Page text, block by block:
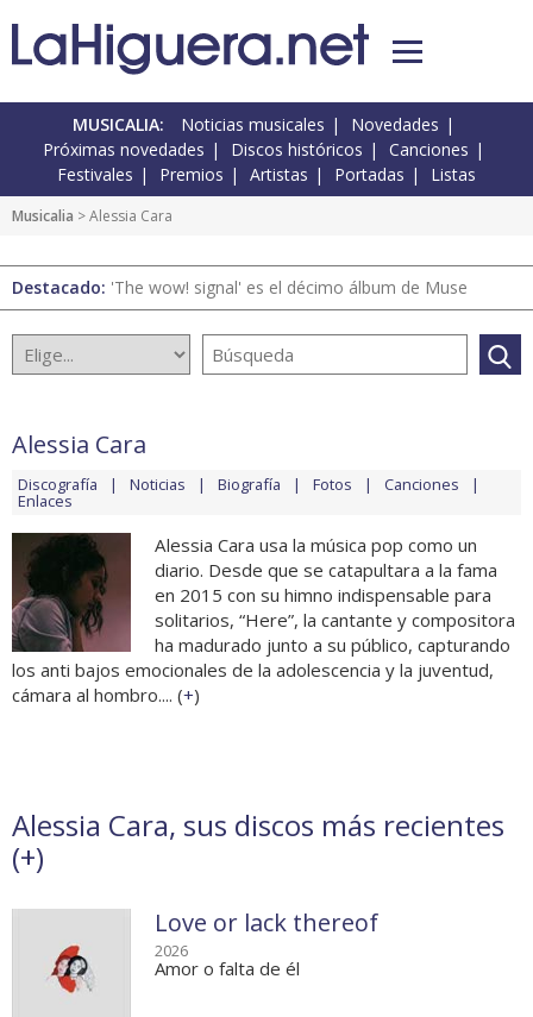
MUSICALIA: Noticias musicales
Novedades
Próximas novedades
Discos históricos
Canciones
Festivales
Premios Artistas Portadas Listas
Musicalia > Alessia Cara
Destacado: 'The wow! signal' es el décimo álbum de Muse
Alessia Cara
Discografía Noticias Biografía Fotos Canciones
Enlaces
Alessia Cara usa la música pop como un
diario. Desde que se catapultara a la fama
en 2015 con su himno indispensable para
solitarios, “Here”, la cantante y compositora
ha madurado junto a su público, capturando
los anti bajos emocionales de la adolescencia y la juventud,
cámara al hombro.... (+)
Alessia Cara, sus discos más recientes
(+)
Love or lack thereof
2026
Amor o falta de él